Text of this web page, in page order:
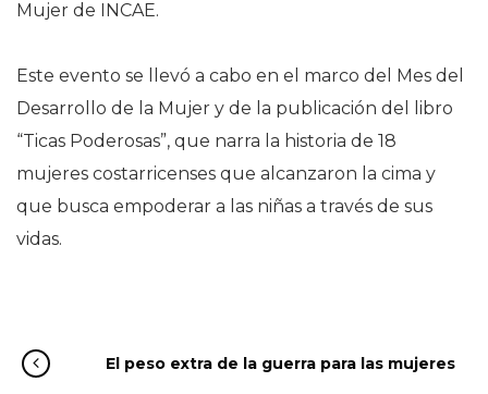
Mujer de INCAE.
Este evento se llevó a cabo en el marco del Mes del
Desarrollo de la Mujer y de la publicación del libro
“Ticas Poderosas”, que narra la historia de 18
mujeres costarricenses que alcanzaron la cima y
que busca empoderar a las niñas a través de sus
vidas.
El peso extra de la guerra para las mujeres